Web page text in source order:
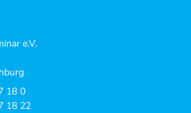
e.V.
18 0
18 22